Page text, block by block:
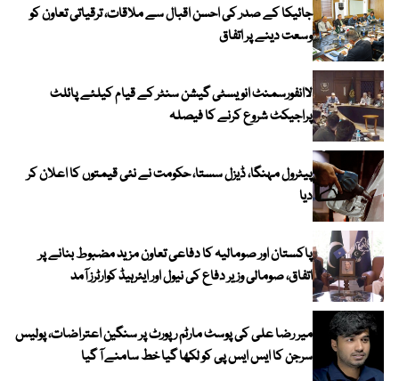
جائیکا کے صدر کی احسن اقبال سے ملاقات، ترقیاتی تعاون کو
وسعت دینے پر اتفاق
لاانفورسمنٹ انویسٹی گیشن سنٹر کے قیام کیلئے پائلٹ
پراجیکٹ شروع کرنے کا فیصلہ
پیٹرول مہنگا، ڈیزل سستا، حکومت نے نئی قیمتوں کا اعلان کر
دیا
پاکستان اور صومالیہ کا دفاعی تعاون مزید مضبوط بنانے پر
اتفاق، صومالی وزیر دفاع کی نیول اور ایئرہیڈ کوارٹرز آمد
میر رضا علی کی پوسٹ مارٹم رپورٹ پر سنگین اعتراضات، پولیس
سرجن کا ایس ایس پی کو لکھا گیا خط سامنے آ گیا